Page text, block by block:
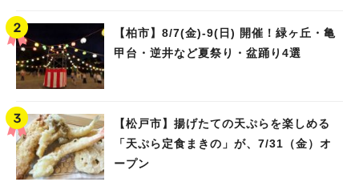
【柏市】8/7(金)‐9(日) 開催！緑ヶ丘・亀
甲台・逆井など夏祭り・盆踊り4選
【松戸市】揚げたての天ぷらを楽しめる
「天ぷら定食まきの」が、7/31（金）オ
ープン